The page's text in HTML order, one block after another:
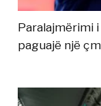
Paralajmërimi
paguajë një